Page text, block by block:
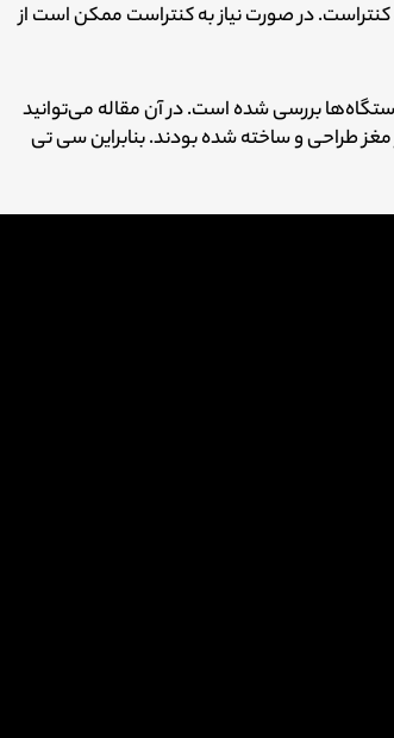
در صورت نیاز به کنتراست ممکن است از
بررسی شده است.در آن مقاله می‌توانید
مغز طراحی و ساخته شده بودند.بنابراین سی تی